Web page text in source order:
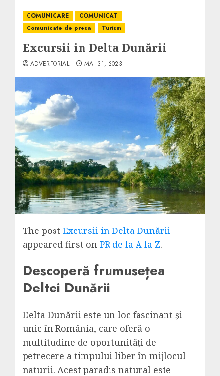
COMUNICARE
COMUNICAT
Comunicate de presa
Turism
Excursii in Delta Dunării
ADVERTORIAL MAI 31, 2023
The post Excursii in Delta Dunării
appeared first on PR de la A la Z.
Descoperă frumusețea
Deltei Dunării
Delta Dunării este un loc fascinant și
unic în România, care oferă o
multitudine de oportunități de
petrecere a timpului liber în mijlocul
naturii. Acest paradis natural este